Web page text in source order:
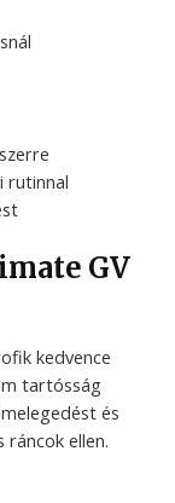
rutinnal
GV
kedvence
tartósság
és
ellen.